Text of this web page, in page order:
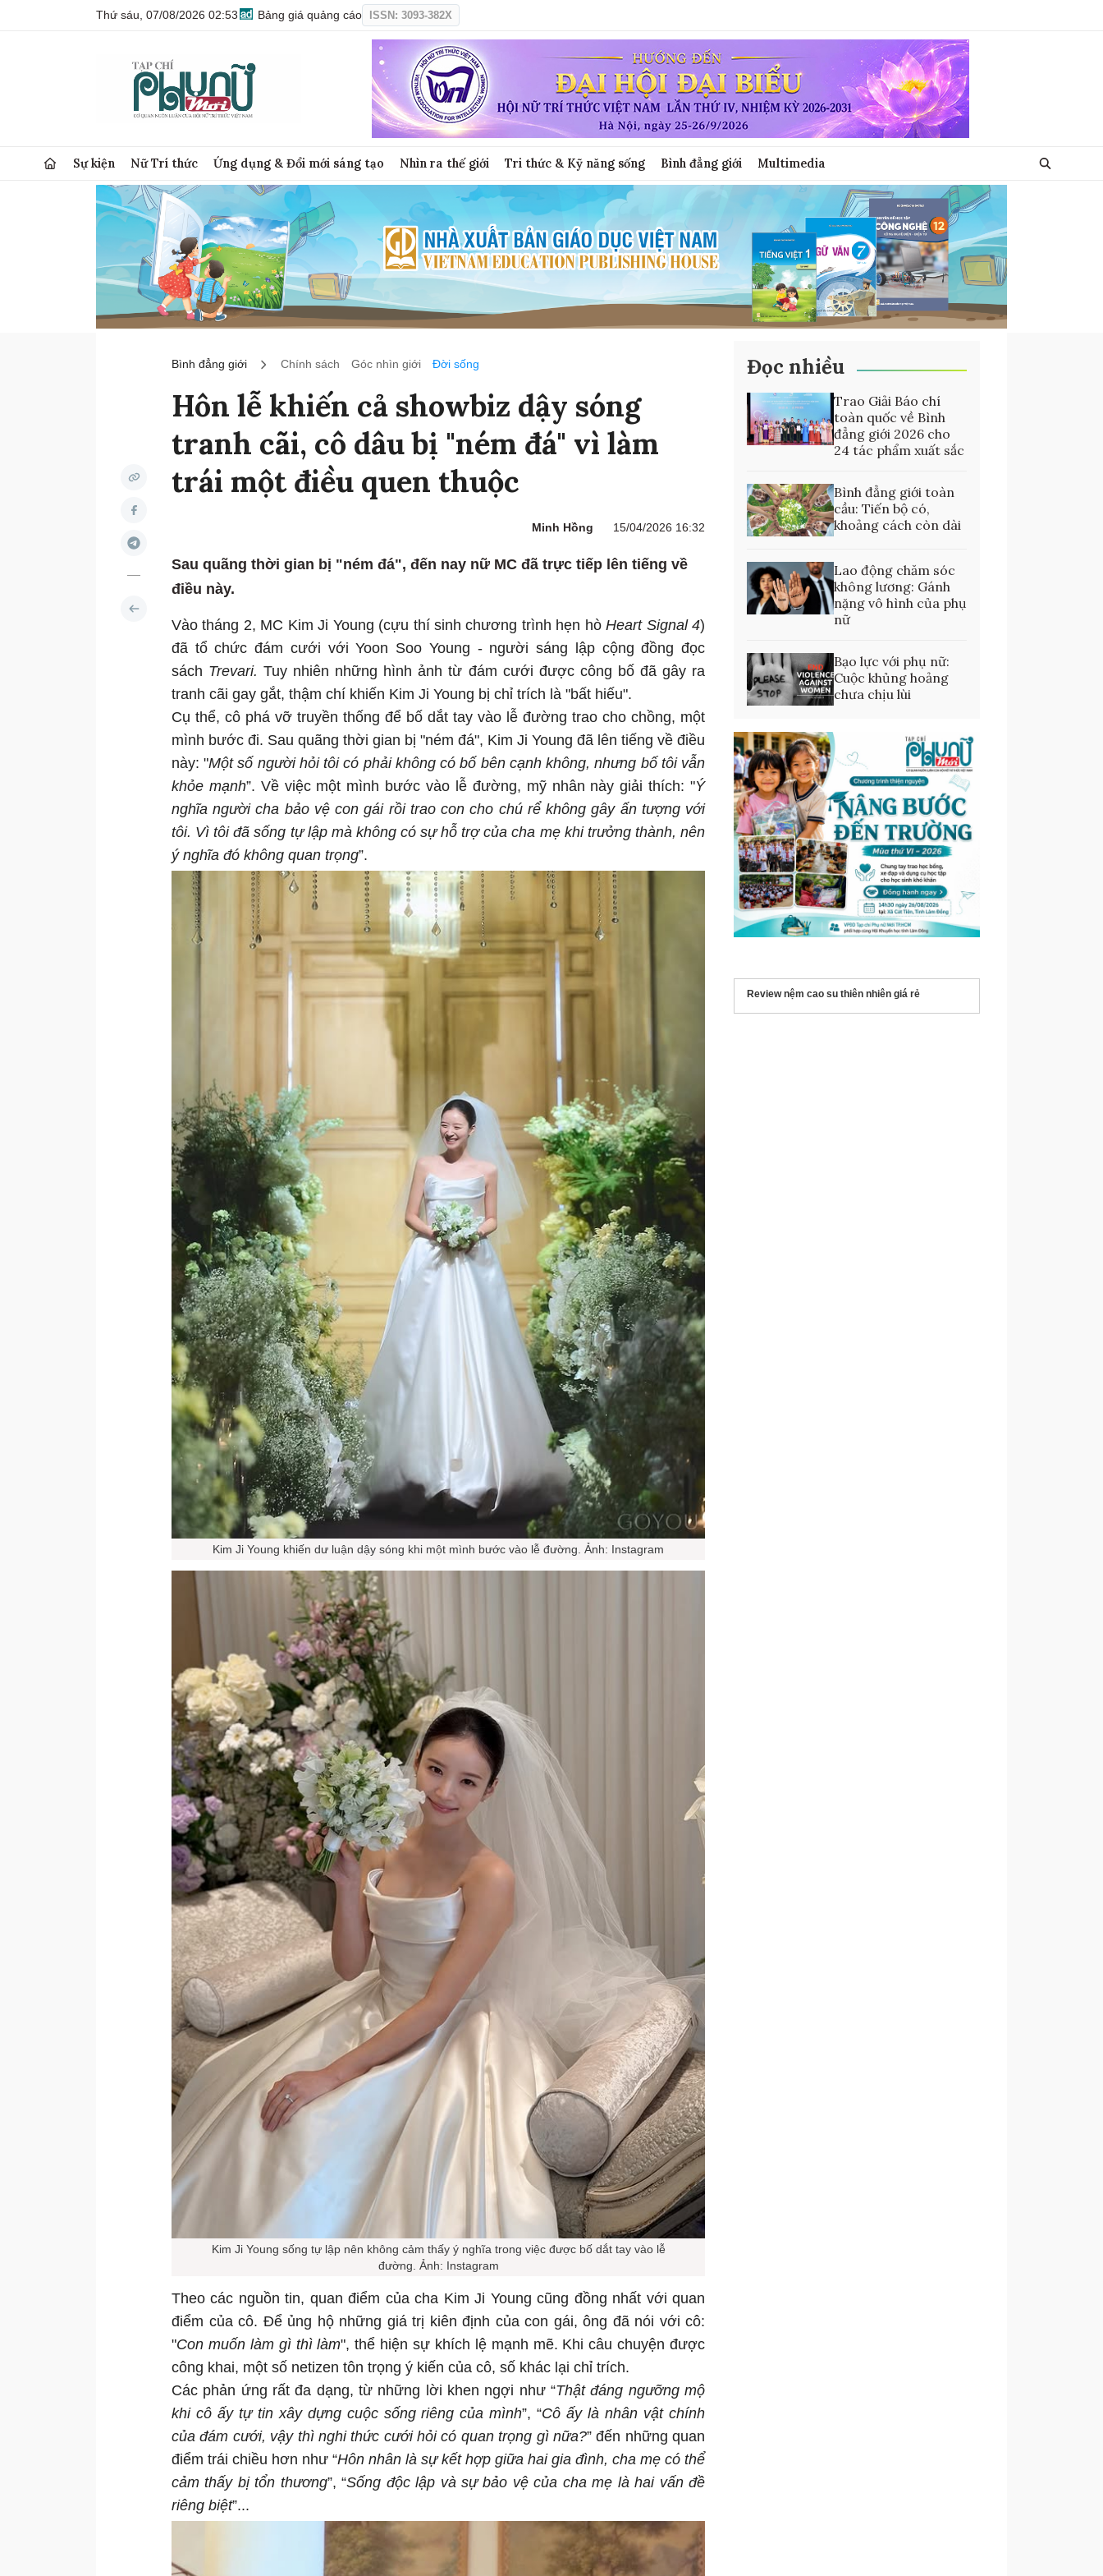
Thứ sáu, 07/08/2026 02:53 Bảng giá quảng cáo ISSN: 3093-382X
Sự kiện Nữ Trí thức Ứng dụng & Đổi mới sáng tạo Nhìn ra thế giới Tri thức & Kỹ năng sống Bình đẳng giới Multimedia
Bình đẳng giới Chính sách Góc nhìn giới Đời sống
Hôn lễ khiến cả showbiz dậy sóng
tranh cãi, cô dâu bị "ném đá" vì làm
trái một điều quen thuộc
Minh Hồng 15/04/2026 16:32
Sau quãng thời gian bị "ném đá", đến nay nữ MC đã trực tiếp lên tiếng về
điều này.
Vào tháng 2, MC Kim Ji Young (cựu thí sinh chương trình hẹn hòHeart Signal 4)
đã tổ chức đám cưới với Yoon Soo Young - người sáng lập cộng đồng đọc
sách Trevari. Tuy nhiên những hình ảnh từ đám cưới được công bố đã gây ra
tranh cãi gay gắt, thậm chí khiến Kim Ji Young bị chỉ trích là "bất hiếu".
Cụ thể, cô phá vỡ truyền thống để bố dắt tay vào lễ đường trao cho chồng, một
mình bước đi. Sau quãng thời gian bị "ném đá", Kim Ji Young đã lên tiếng về điều
này: "Một số người hỏi tôi có phải không có bố bên cạnh không, nhưng bố tôi vẫn
khỏe mạnh”. Về việc một mình bước vào lễ đường, mỹ nhân này giải thích: "Ý
nghĩa người cha bảo vệ con gái rồi trao con cho chú rể không gây ấn tượng với
tôi. Vì tôi đã sống tự lập mà không có sự hỗ trợ của cha mẹ khi trưởng thành, nên
ý nghĩa đó không quan trọng”.
Kim Ji Young khiến dư luận dậy sóng khi một mình bước vào lễ đường. Ảnh: Instagram
Kim Ji Young sống tự lập nên không cảm thấy ý nghĩa trong việc được bố dắt tay vào lễ
đường. Ảnh: Instagram
Theo các nguồn tin, quan điểm của cha Kim Ji Young cũng đồng nhất với quan
điểm của cô. Để ủng hộ những giá trị kiên định của con gái, ông đã nói với cô:
"Con muốn làm gì thì làm", thể hiện sự khích lệ mạnh mẽ. Khi câu chuyện được
công khai, một số netizen tôn trọng ý kiến của cô, số khác lại chỉ trích.
Các phản ứng rất đa dạng, từ những lời khen ngợi như “Thật đáng ngưỡng mộ
khi cô ấy tự tin xây dựng cuộc sống riêng của mình”, “Cô ấy là nhân vật chính
của đám cưới, vậy thì nghi thức cưới hỏi có quan trọng gì nữa?” đến những quan
điểm trái chiều hơn như “Hôn nhân là sự kết hợp giữa hai gia đình, cha mẹ có thể
cảm thấy bị tổn thương”, “Sống độc lập và sự bảo vệ của cha mẹ là hai vấn đề
riêng biệt”...
Đọc nhiều
Trao Giải Báo chí
toàn quốc về Bình
đẳng giới 2026 cho
24 tác phẩm xuất sắc
Bình đẳng giới toàn
cầu: Tiến bộ có,
khoảng cách còn dài
Lao động chăm sóc
không lương: Gánh
nặng vô hình của phụ
nữ
Bạo lực với phụ nữ:
Cuộc khủng hoảng
chưa chịu lùi
Review nệm cao su thiên nhiên giá rẻ